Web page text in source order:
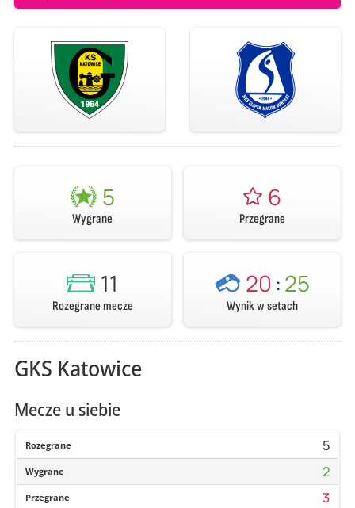
5
Wygrane
6
Przegrane
11
Rozegrane mecze
20 :25
Wynik w setach
GKS Katowice
Mecze u siebie
Rozegrane 5
Wygrane 2
Przegrane 3